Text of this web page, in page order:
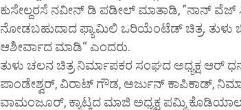
ಕುಸೇಲ್ದರಸೆ ನವೀನ್ ಡಿ ಪಡೀಲ್ ಮಾತಾಡಿ, ”ನಾನ್ ವೆಜ್
ನೋಡಬಹುದಾದ ಫ್ಯಾಮಿಲಿ ಒರಿಯೆಂಟೆಡ್ ಚಿತ್ರ. ತುಳು
ಆಶೀರ್ವಾದ ಮಾಡಿ“ ಎಂದರು.
ತುಳು ಚಲನ ಚಿತ್ರ ನಿರ್ಮಾಪಕರ ಸಂಘದ ಅಧ್ಯಕ್ಷ ಆರ್
ಪಾಂಡೇಶ್ವರ್, ವಿರಾಟ್ ಗೌಡ, ಅರ್ಜುನ್ ಕಾಪಿಕಾಡ್,
ವಾಮಂಜೂರ್, ಕ್ಯಾಟ್ಕದ ಮಾಜಿ ಅಧ್ಯಕ್ಷ ಪಮ್ಮಿ